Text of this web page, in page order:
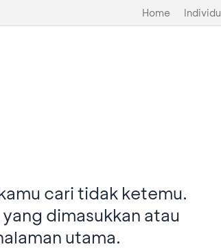
Home Individu
cari tidak ketemu.
dimasukkan atau
utama.